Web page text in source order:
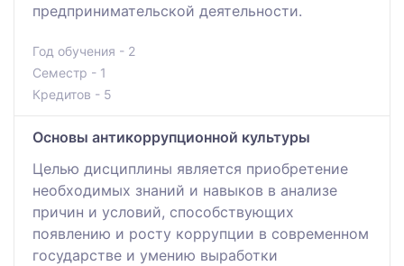
предпринимательской деятельности.
Год обучения - 2
Семестр - 1
Кредитов - 5
Основы антикоррупционной культуры
Целью дисциплины является приобретение
необходимых знаний и навыков в анализе
причин и условий, способствующих
появлению и росту коррупции в современном
государстве и умению выработки